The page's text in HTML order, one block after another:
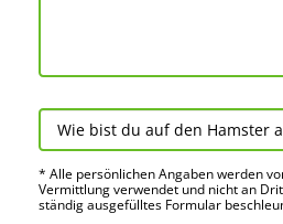
* Alle persön­lichen Angaben werden
Vermitt­lung verwendet und nicht an
ständig ausge­fülltes Formular